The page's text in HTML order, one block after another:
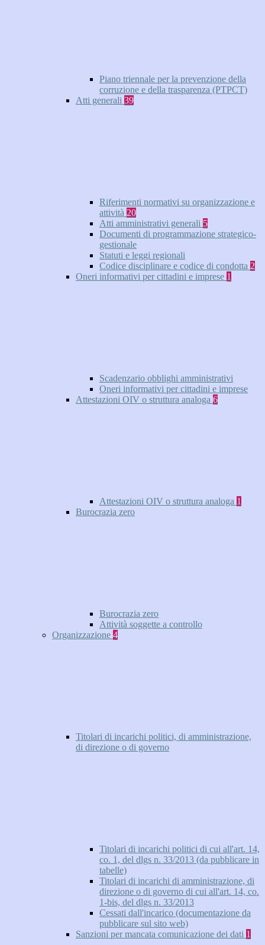
Piano triennale per la prevenzione della
corruzione e della trasparenza (PTPCT)
Atti generali 39
Riferimenti normativi su organizzazione e
attività 20
Atti amministrativi generali 5
Documenti di programmazione strategico-
gestionale
Statuti e leggi regionali
Codice disciplinare e codice di condotta 2
Oneri informativi per cittadini e imprese 1
Scadenzario obblighi amministrativi
Oneri informativi per cittadini e imprese
Attestazioni OIV o struttura analoga 6
Attestazioni OIV o struttura analoga 1
Burocrazia zero
Burocrazia zero
Attività soggette a controllo
Organizzazione 4
Titolari di incarichi politici, di amministrazione,
di direzione o di governo
Titolari di incarichi politici di cui all'art. 14,
co. 1, del dlgs n. 33/2013 (da pubblicare in
tabelle)
Titolari di incarichi di amministrazione, di
direzione o di governo di cui all'art. 14, co.
1-bis, del dlgs n. 33/2013
Cessati dall'incarico (documentazione da
pubblicare sul sito web)
Sanzioni per mancata comunicazione dei dati 1